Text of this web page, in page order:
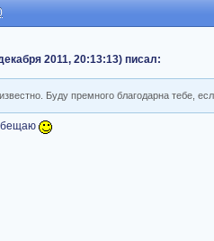
2011, 20:13:13) писал:
Буду премного благодарна тебе,